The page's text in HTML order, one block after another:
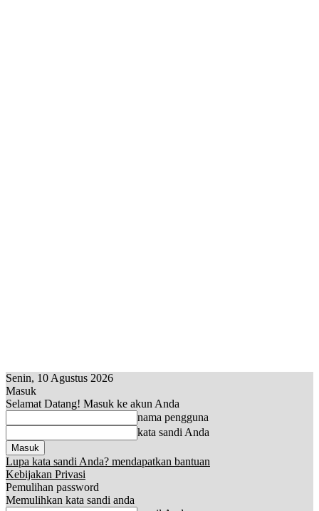
Senin, 10 Agustus 2026
Masuk
Selamat Datang! Masuk ke akun Anda
nama pengguna
kata sandi Anda
Lupa kata sandi Anda? mendapatkan bantuan
Kebijakan Privasi
Pemulihan password
Memulihkan kata sandi anda